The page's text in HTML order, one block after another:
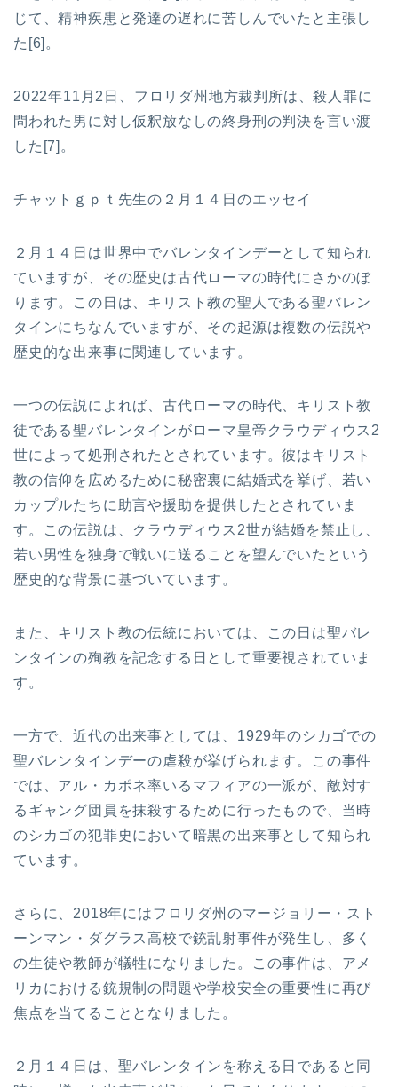
じて、精神疾患と発達の遅れに苦しんでいたと主張し
た[6]。
2022年11月2日、フロリダ州地方裁判所は、殺人罪に
問われた男に対し仮釈放なしの終身刑の判決を言い渡
した[7]。
チャットｇｐｔ先生の２月１４日のエッセイ
２月１４日は世界中でバレンタインデーとして知られ
ていますが、その歴史は古代ローマの時代にさかのぼ
ります。この日は、キリスト教の聖人である聖バレン
タインにちなんでいますが、その起源は複数の伝説や
歴史的な出来事に関連しています。
一つの伝説によれば、古代ローマの時代、キリスト教
徒である聖バレンタインがローマ皇帝クラウディウス2
世によって処刑されたとされています。彼はキリスト
教の信仰を広めるために秘密裏に結婚式を挙げ、若い
カップルたちに助言や援助を提供したとされていま
す。この伝説は、クラウディウス2世が結婚を禁止し、
若い男性を独身で戦いに送ることを望んでいたという
歴史的な背景に基づいています。
また、キリスト教の伝統においては、この日は聖バレ
ンタインの殉教を記念する日として重要視されていま
す。
一方で、近代の出来事としては、1929年のシカゴでの
聖バレンタインデーの虐殺が挙げられます。この事件
では、アル・カポネ率いるマフィアの一派が、敵対す
るギャング団員を抹殺するために行ったもので、当時
のシカゴの犯罪史において暗黒の出来事として知られ
ています。
さらに、2018年にはフロリダ州のマージョリー・スト
ーンマン・ダグラス高校で銃乱射事件が発生し、多く
の生徒や教師が犠牲になりました。この事件は、アメ
リカにおける銃規制の問題や学校安全の重要性に再び
焦点を当てることとなりました。
２月１４日は、聖バレンタインを称える日であると同